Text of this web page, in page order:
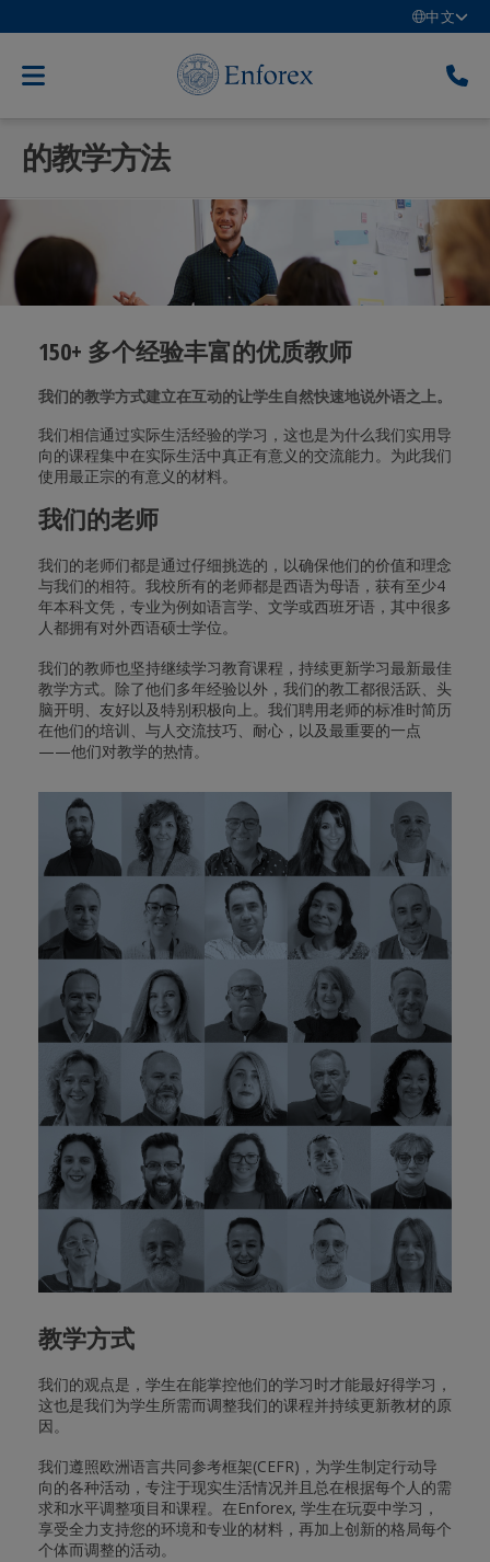
中文
的教学方法
150+ 多个经验丰富的优质教师
我们的教学方式建立在互动的让学生自然快速地说外语之上。
我们相信通过实际生活经验的学习，这也是为什么我们实用导
向的课程集中在实际生活中真正有意义的交流能力。为此我们
使用最正宗的有意义的材料。
我们的老师
我们的老师们都是通过仔细挑选的，以确保他们的价值和理念
与我们的相符。我校所有的老师都是西语为母语，获有至少4
年本科文凭，专业为例如语言学、文学或西班牙语，其中很多
人都拥有对外西语硕士学位。
我们的教师也坚持继续学习教育课程，持续更新学习最新最佳
教学方式。除了他们多年经验以外，我们的教工都很活跃、头
脑开明、友好以及特别积极向上。我们聘用老师的标准时简历
在他们的培训、与人交流技巧、耐心，以及最重要的一点
——他们对教学的热情。
教学方式
我们的观点是，学生在能掌控他们的学习时才能最好得学习，
这也是我们为学生所需而调整我们的课程并持续更新教材的原
因。
我们遵照欧洲语言共同参考框架(CEFR)，为学生制定行动导
向的各种活动，专注于现实生活情况并且总在根据每个人的需
求和水平调整项目和课程。在Enforex, 学生在玩耍中学习，
享受全力支持您的环境和专业的材料，再加上创新的格局每个
个体而调整的活动。